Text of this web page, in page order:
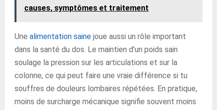
causes, symptômes et traitement
Une alimentation saine joue aussi un rôle important
dans la santé du dos. Le maintien d’un poids sain
soulage la pression sur les articulations et sur la
colonne, ce qui peut faire une vraie différence si tu
souffres de douleurs lombaires répétées. En pratique,
moins de surcharge mécanique signifie souvent moins